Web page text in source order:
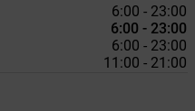
6:00 - 23:00
6:00 - 23:00
6:00 - 23:00
11:00 - 21:00